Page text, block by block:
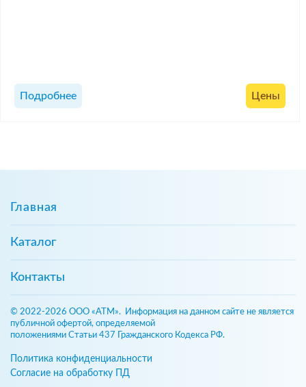
Подробнее Цены
Главная
Каталог
Контакты
© 2022-2026 ООО «АТМ». Информация на данном сайте не является
публичной офертой, определяемой
положениями Статьи 437 Гражданского Кодекса РФ.
Политика конфиденциальности
Согласие на обработку ПД